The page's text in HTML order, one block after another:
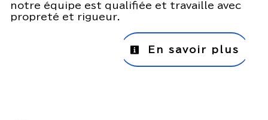
notre équipe est qualifiée et travaille avec
propreté et rigueur.
En savoir plus